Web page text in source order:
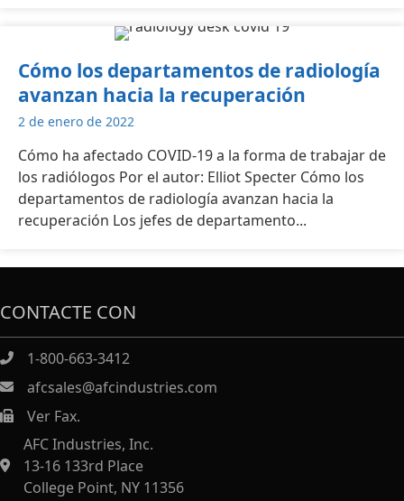
Cómo los departamentos de radiología
avanzan hacia la recuperación
2 de enero de 2022
Cómo ha afectado COVID-19 a la forma de trabajar de
los radiólogos Por el autor: Elliot Specter Cómo los
departamentos de radiología avanzan hacia la
recuperación Los jefes de departamento...
CONTACTE CON
1-800-663-3412
afcsales@afcindustries.com
https://afcindustries.com/contact/#:~:text=Fax
Ver Fax.
AFC Industries, Inc.
13-16 133rd Place
College Point, NY 11356